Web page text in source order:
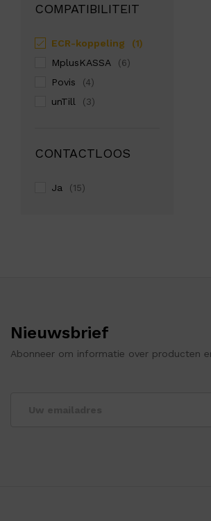
COMPATIBILITEIT
ECR-koppeling (1)
MplusKASSA (6)
Povis (4)
unTill (3)
CONTACTLOOS
Ja (15)
Nieuwsbrief
Abonneer om informatie over producten